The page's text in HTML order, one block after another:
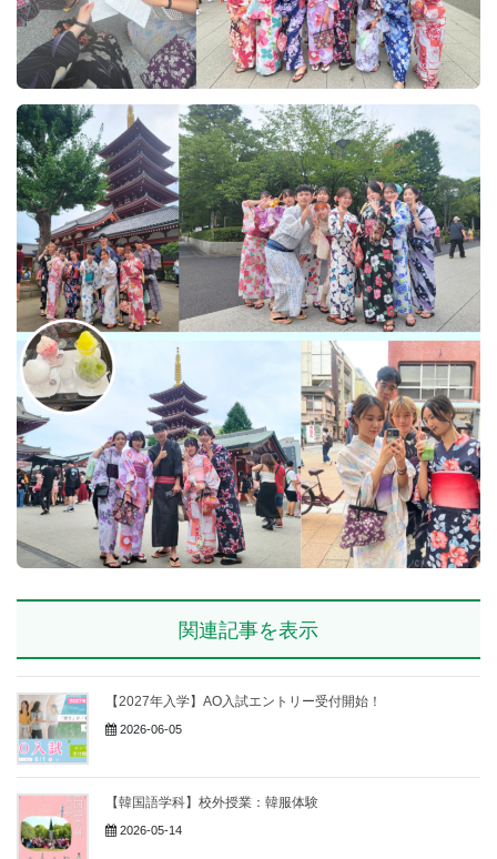
関連記事を表示
【2027年入学】AO入試エントリー受付開始！
2026-06-05
【韓国語学科】校外授業：韓服体験
2026-05-14